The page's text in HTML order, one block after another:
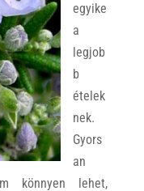
egyike
a
legjob
b
ételek
nek.
Gyors
an
könnyen lehet,